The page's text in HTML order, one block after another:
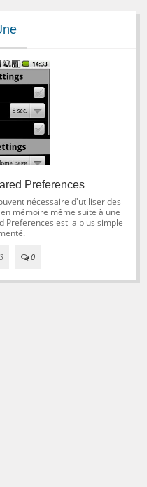
Preferences
nécessaire d'utiliser des
mémoire même suite à une
Preferences est la plus simple
0